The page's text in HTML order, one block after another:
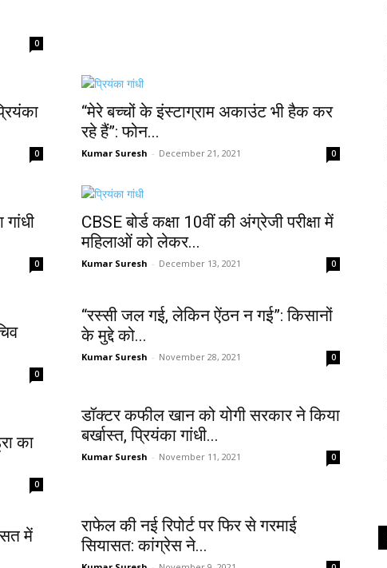
0
0
“मेरे बच्चों के इंस्टाग्राम अकाउंट भी हैक कर
रहे हैं”: फोन...
Kumar Suresh - December 21, 2021 0
0
CBSE बोर्ड कक्षा 10वीं की अंग्रेजी परीक्षा में
महिलाओं को लेकर...
Kumar Suresh - December 13, 2021 0
0
“रस्सी जल गई, लेकिन ऐंठन न गई”: किसानों
के मुद्दे को...
Kumar Suresh - November 28, 2021 0
का
0
डॉक्टर कफील खान को योगी सरकार ने किया
बर्खास्त, प्रियंका गांधी...
Kumar Suresh - November 11, 2021 0
में
राफेल की नई रिपोर्ट पर फिर से गरमाई
सियासत: कांग्रेस ने...